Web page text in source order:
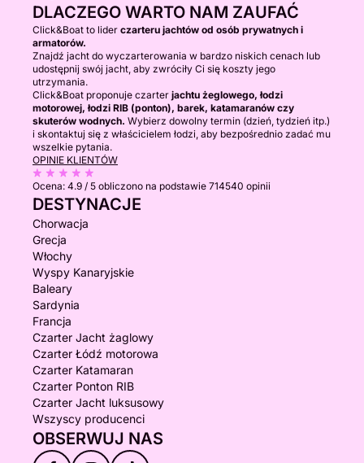
DLACZEGO WARTO NAM ZAUFAĆ
Click&Boat to lider czarteru jachtów od osób prywatnych i
armatorów.
Znajdź jacht do wyczarterowania w bardzo niskich cenach lub
udostępnij swój jacht, aby zwróciły Ci się koszty jego
utrzymania.
Click&Boat proponuje czarter jachtu żeglowego, łodzi
motorowej, łodzi RIB (ponton), barek, katamaranów czy
skuterów wodnych. Wybierz dowolny termin (dzień, tydzień itp.)
i skontaktuj się z właścicielem łodzi, aby bezpośrednio zadać mu
wszelkie pytania.
OPINIE KLIENTÓW
Ocena: 4.9 / 5 obliczono na podstawie 714540 opinii
DESTYNACJE
Chorwacja
Grecja
Włochy
Wyspy Kanaryjskie
Baleary
Sardynia
Francja
Czarter Jacht żaglowy
Czarter Łódź motorowa
Czarter Katamaran
Czarter Ponton RIB
Czarter Jacht luksusowy
Wszyscy producenci
OBSERWUJ NAS